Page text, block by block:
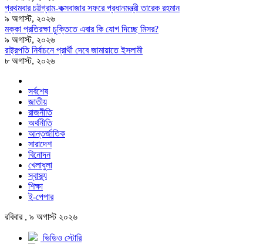
প্রথমবার চট্টগ্রাম-কক্সবাজার সফরে প্রধানমন্ত্রী তারেক রহমান
৯ অগাস্ট, ২০২৬
মক্কা প্রতিরক্ষা চুক্তিতে এবার কি যোগ দিচ্ছে মিসর?
৯ অগাস্ট, ২০২৬
রাষ্ট্রপতি নির্বাচনে প্রার্থী দেবে জামায়াতে ইসলামী
৮ অগাস্ট, ২০২৬
সর্বশেষ
জাতীয়
রাজনীতি
অর্থনীতি
আন্তর্জাতিক
সারাদেশ
বিনোদন
খেলাধুলা
স্বাস্থ্য
শিক্ষা
ই-পেপার
রবিবার , ৯ অগাস্ট ২০২৬
ভিডিও স্টোরি